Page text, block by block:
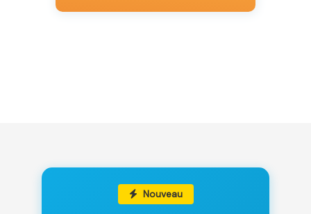
Nouveau